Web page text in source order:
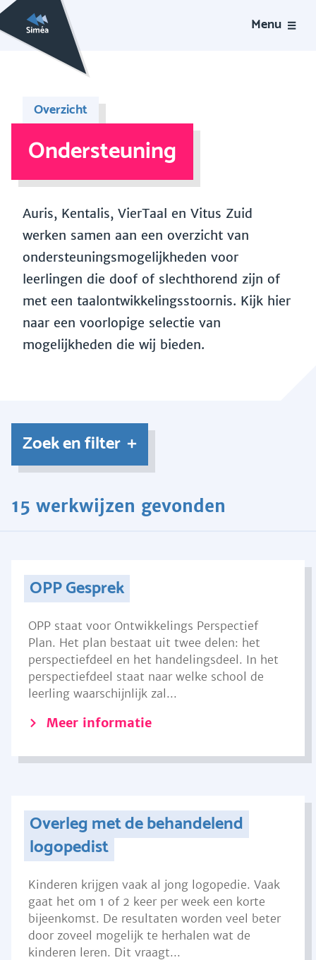
Menu
Overzicht
Ondersteuning
Auris, Kentalis, VierTaal en Vitus Zuid
werken samen aan een overzicht van
ondersteuningsmogelijkheden voor
leerlingen die doof of slechthorend zijn of
met een taalontwikkelingsstoornis. Kijk hier
naar een voorlopige selectie van
mogelijkheden die wij bieden.
Zoek en filter
15 werkwijzen gevonden
OPP Gesprek
OPP staat voor Ontwikkelings Perspectief
Plan. Het plan bestaat uit twee delen: het
perspectiefdeel en het handelingsdeel. In het
perspectiefdeel staat naar welke school de
leerling waarschijnlijk zal...
Meer informatie
Overleg met de behandelend
logopedist
Kinderen krijgen vaak al jong logopedie. Vaak
gaat het om 1 of 2 keer per week een korte
bijeenkomst. De resultaten worden veel beter
door zoveel mogelijk te herhalen wat de
kinderen leren. Dit vraagt...